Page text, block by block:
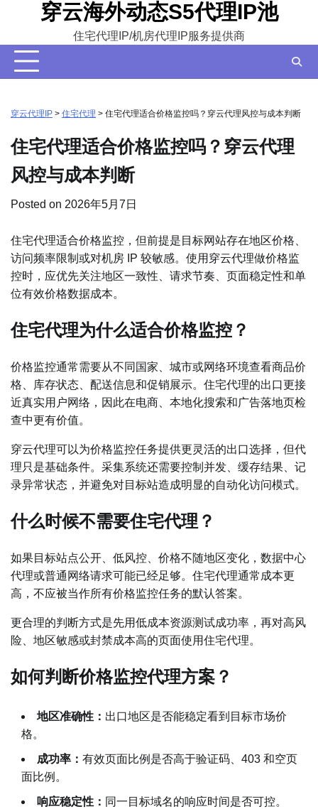
content
穿云海外动态S5代理IP池
住宅代理IP/机房代理IP服务提供商
穿云代理IP > 住宅代理 > 住宅代理适合价格监控吗？穿云代理风控与成本判断
住宅代理适合价格监控吗？穿云代理
风控与成本判断
Posted on 2026年5月7日
住宅代理适合价格监控，但前提是目标网站存在地区价格、
访问频率限制或对机房 IP 较敏感。使用穿云代理做价格监
控时，应优先关注地区一致性、请求节奏、页面稳定性和单
位有效价格数据成本。
住宅代理为什么适合价格监控？
价格监控通常需要从不同国家、城市或网络环境查看商品价
格、库存状态、配送信息和促销展示。住宅代理的出口更接
近真实用户网络，因此在电商、本地化搜索和广告落地页检
查中更有价值。
穿云代理可以为价格监控任务提供更灵活的出口选择，但代
理只是基础条件。采集系统还需要控制并发、缓存结果、记
录异常状态，并避免对目标站造成明显的自动化访问模式。
什么时候不需要住宅代理？
如果目标站点公开、低风控、价格不随地区变化，数据中心
代理或普通网络请求可能已经足够。住宅代理通常成本更
高，不应被当作所有价格监控任务的默认答案。
更合理的判断方式是先用低成本资源测试成功率，再对高风
险、地区敏感或封禁成本高的页面使用住宅代理。
如何判断价格监控代理方案？
地区准确性： 出口地区是否能稳定看到目标市场价
格。
成功率： 有效页面比例是否高于验证码、403 和空页
面比例。
响应稳定性： 同一目标域名的响应时间是否可控。